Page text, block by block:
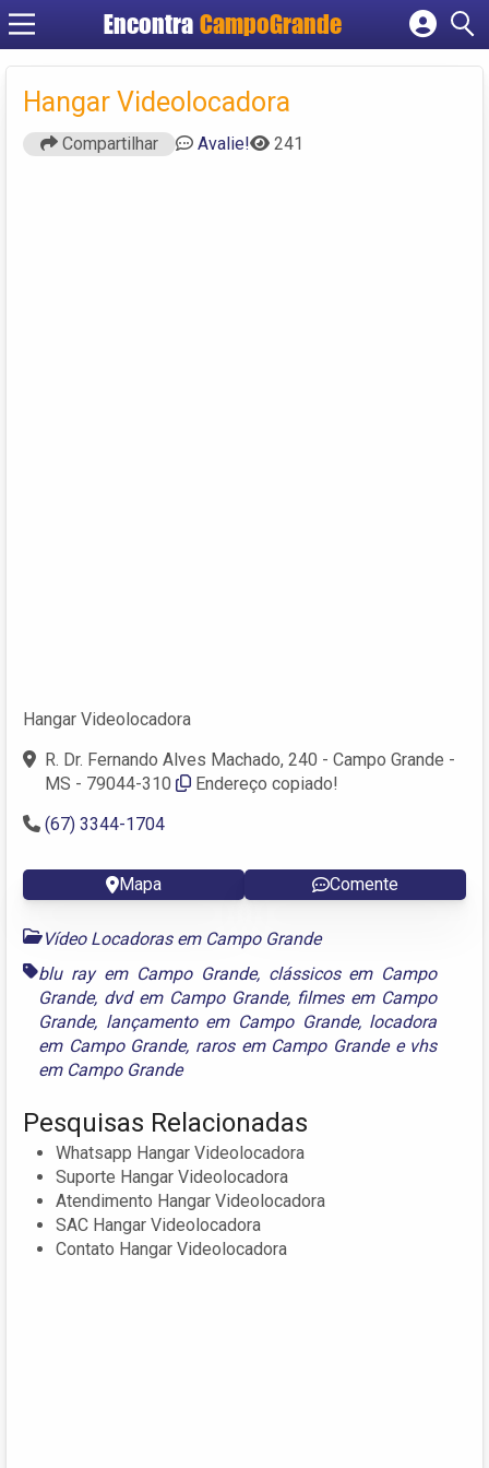
Encontra CampoGrande
Cadastrar empresa
Criar conta
Hangar Videolocadora
Compartilhar Avalie! 241
Hangar Videolocadora
R. Dr. Fernando Alves Machado, 240 - Campo Grande -
MS - 79044-310
Endereço copiado!
(67) 3344-1704
Mapa Comente
Vídeo Locadoras em Campo Grande
blu ray em Campo Grande, clássicos em Campo
Grande, dvd em Campo Grande, filmes em Campo
Grande, lançamento em Campo Grande, locadora
em Campo Grande, raros em Campo Grandee vhs
em Campo Grande
Pesquisas Relacionadas
Whatsapp Hangar Videolocadora
Suporte Hangar Videolocadora
Atendimento Hangar Videolocadora
SAC Hangar Videolocadora
Contato Hangar Videolocadora